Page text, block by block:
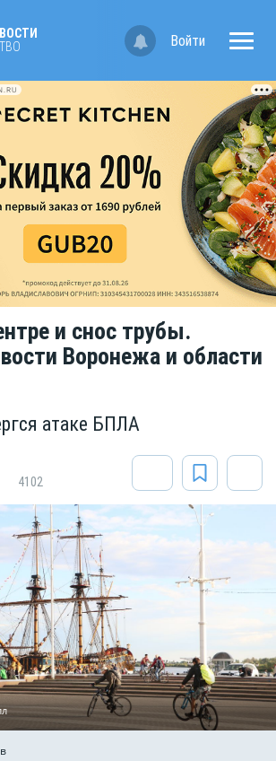
Войти
и снос трубы.
Воронежа и области
атаке БПЛА
4102